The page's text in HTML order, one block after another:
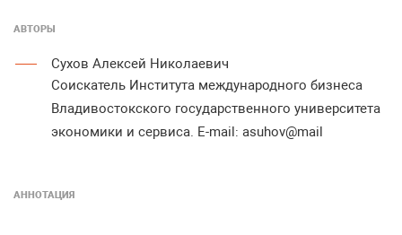
АВТОРЫ
Сухов Алексей Николаевич
Соискатель Института международного бизнеса
Владивостокского государственного университета
экономики и сервиса. E-mail: asuhov@mail
АННОТАЦИЯ